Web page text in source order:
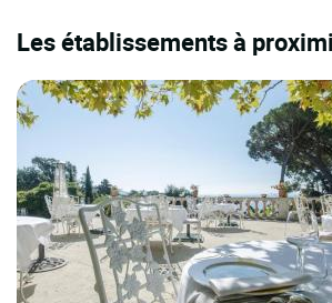
Les établissements à